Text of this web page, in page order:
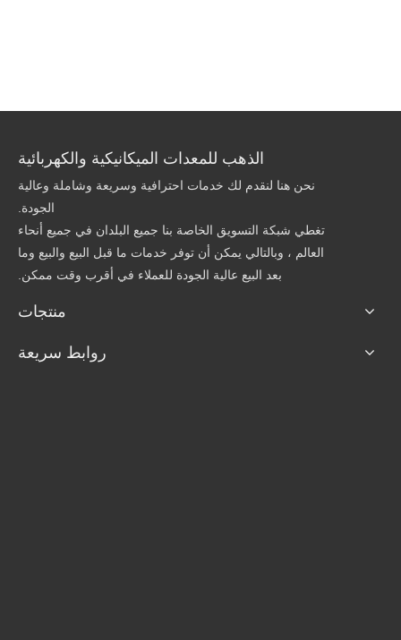
الذهب للمعدات الميكانيكية والكهربائية
نحن هنا لنقدم لك خدمات احترافية وسريعة وشاملة وعالية
الجودة.
تغطي شبكة التسويق الخاصة بنا جميع البلدان في جميع أنحاء
العالم ، وبالتالي يمكن أن توفر خدمات ما قبل البيع والبيع وما
بعد البيع عالية الجودة للعملاء في أقرب وقت ممكن.
منتجات
روابط سريعة